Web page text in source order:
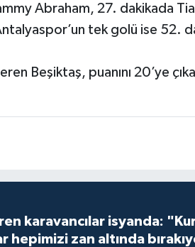
Abraham, 27. dakikada
tek golü ise 52.
Beşiktaş, puanını 20’ye
karavancılar isyanda:
hepimizi zan altında